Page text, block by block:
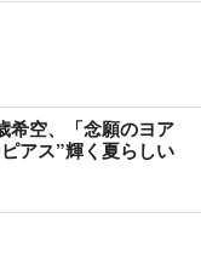
希空、「念願のヨア
アス”輝く夏らしい